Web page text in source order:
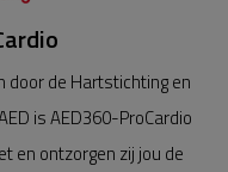
door de Hartstichting en
is AED360-ProCardio
en ontzorgen zij jou de